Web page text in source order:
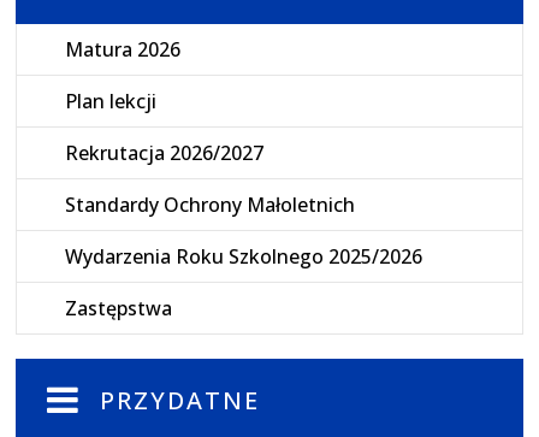
Matura 2026
Plan lekcji
Rekrutacja 2026/2027
Standardy Ochrony Małoletnich
Wydarzenia Roku Szkolnego 2025/2026
Zastępstwa
PRZYDATNE